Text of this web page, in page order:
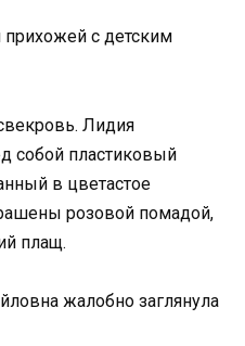
с детским
Лидия
собой пластиковый
в цветастое
розовой помадой,
плащ.
жалобно заглянула